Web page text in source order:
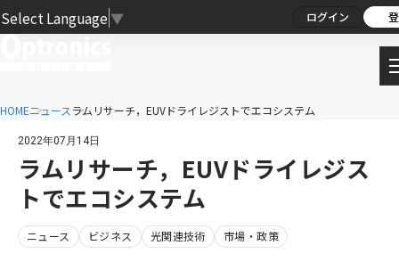
Select Language ▼ ログイン
HOMEニュース ラムリサーチ，EUVドライレジストでエコシステム
2022年07月14日
ラムリサーチ，EUVドライレジス
トでエコシステム
ニュース ビジネス 光関連技術 市場・政策